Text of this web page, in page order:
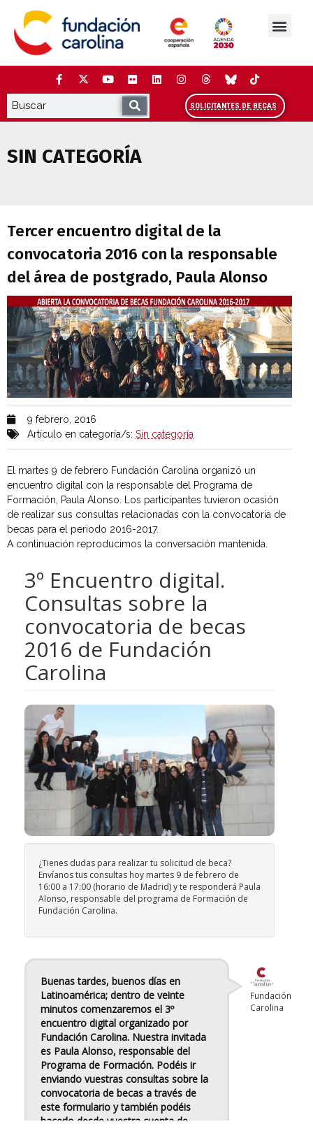
contenido
SOLICITANTES DE BECAS
SIN CATEGORÍA
Tercer encuentro digital de la
convocatoria 2016 con la responsable
del área de postgrado, Paula Alonso
9 febrero, 2016
Artículo en categoría/s: Sin categoría
El martes 9 de febrero Fundación Carolina organizó un
encuentro digital con la responsable del Programa de
Formación, Paula Alonso. Los participantes tuvieron ocasión
de realizar sus consultas relacionadas con la convocatoria de
becas para el periodo 2016-2017.
A continuación reproducimos la conversación mantenida.